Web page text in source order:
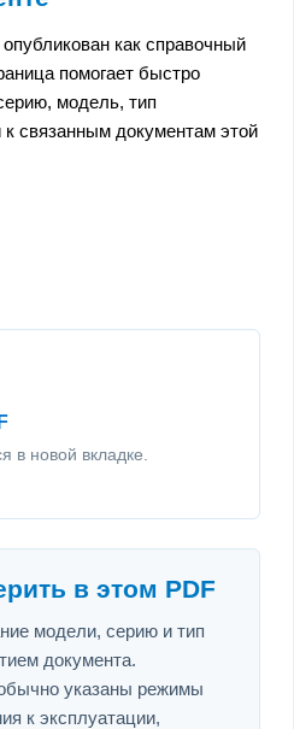
как справочный
помогает быстро
модель, тип
связанным документам этой
в новой вкладке.
в этом PDF
модели, серию и тип
документа.
указаны режимы
к эксплуатации,